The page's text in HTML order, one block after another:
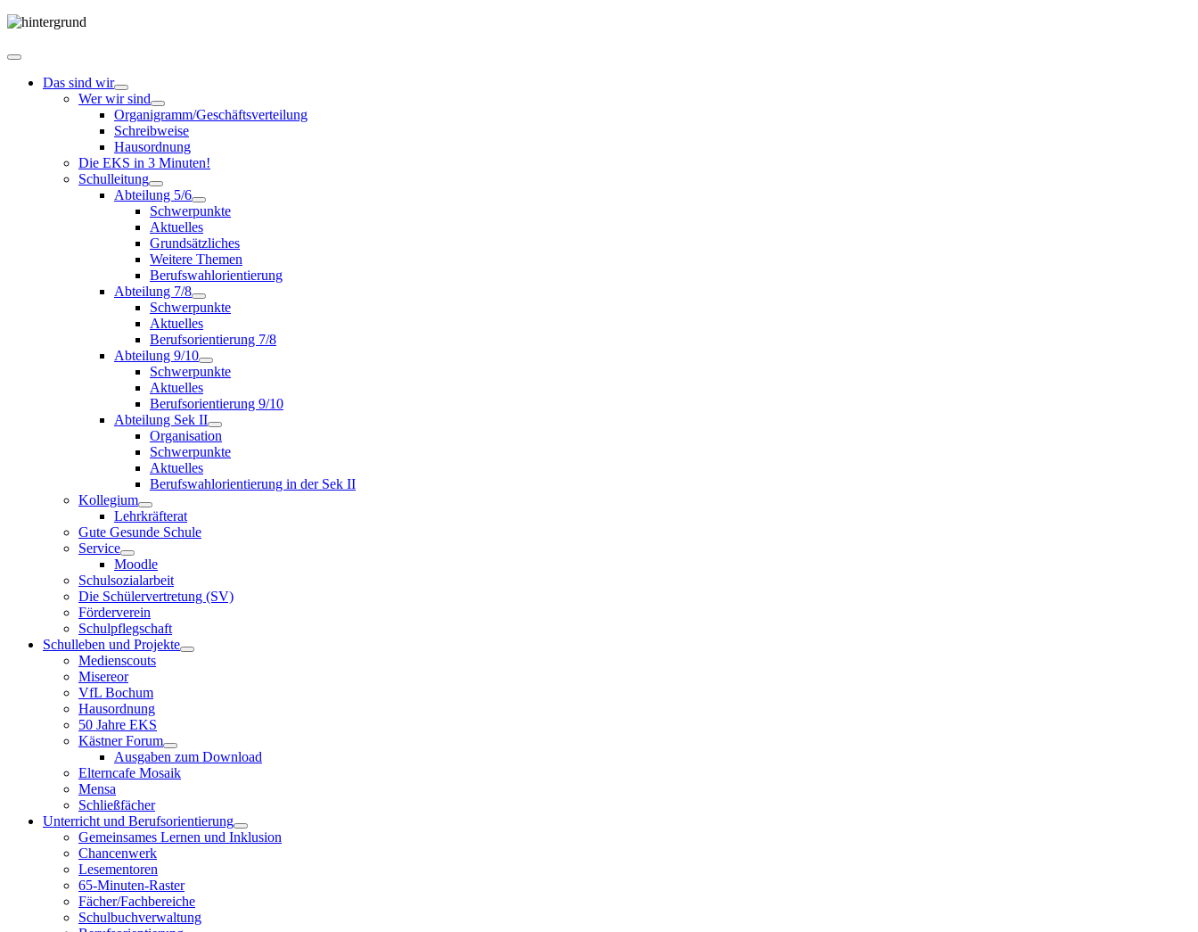
Das sind wir
Wer wir sind
Organigramm/Geschäftsverteilung
Schreibweise
Hausordnung
Die EKS in 3 Minuten!
Schulleitung
Abteilung 5/6
Schwerpunkte
Aktuelles
Grundsätzliches
Weitere Themen
Berufswahlorientierung
Abteilung 7/8
Schwerpunkte
Aktuelles
Berufsorientierung 7/8
Abteilung 9/10
Schwerpunkte
Aktuelles
Berufsorientierung 9/10
Abteilung Sek II
Organisation
Schwerpunkte
Aktuelles
Berufswahlorientierung in der Sek II
Kollegium
Lehrkräfterat
Gute Gesunde Schule
Service
Moodle
Schulsozialarbeit
Die Schülervertretung (SV)
Förderverein
Schulpflegschaft
Schulleben und Projekte
Medienscouts
Misereor
VfL Bochum
Hausordnung
50 Jahre EKS
Kästner Forum
Ausgaben zum Download
Elterncafe Mosaik
Mensa
Schließfächer
Unterricht und Berufsorientierung
Gemeinsames Lernen und Inklusion
Chancenwerk
Lesementoren
65-Minuten-Raster
Fächer/Fachbereiche
Schulbuchverwaltung